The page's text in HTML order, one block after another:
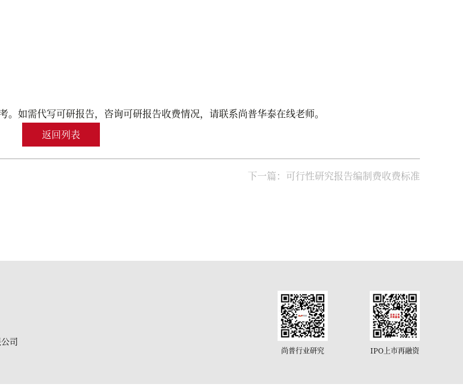
如需代写可研报告，咨询可研报告收费情况，请联系尚普华泰在线老师。
返回列表
下一篇：可行性研究报告编制费收费标准
司
尚普行业研究 IPO上市再融资